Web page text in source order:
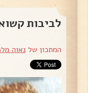
לביבות
המתכון שלנאוה